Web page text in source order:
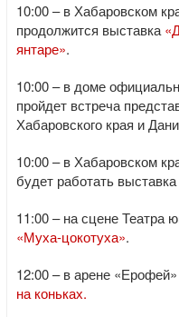
10:00 – в Хабаровском
продолжится выставка
янтаре».
10:00 – в доме
пройдет встреча
Хабаровского края и
10:00 – в Хабаровском
будет работать выставка
11:00 – на сцене Театра
«Муха-цокотуха».
12:00 – в арене
на коньках.